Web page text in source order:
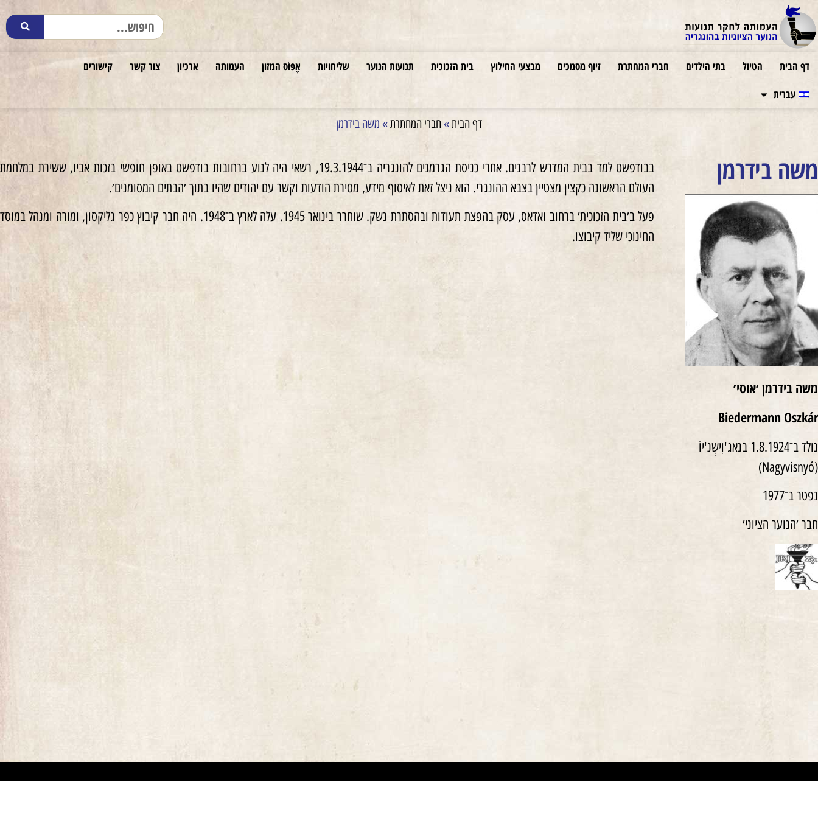
דף הבית הטיול בתי הילדים חברי המחתרת זיוף מסמכים מבצעי החילוץ בית הזכוכית תנועות הנוער שליחויות אֶפּוֹס המזון העמותה ארכיון צור קשר
קישורים
עברית
דף הבית»חברי המחתרת» משה בידרמן
משה בידרמן
משה בידרמן ׳אוסי׳
Biedermann Oszkár
נולד ב־1.8.1924 בנאג'וִישְנ'יוֹ
(Nagyvisnyó)
נפטר ב־1977
חבר ׳הנוער הציוני׳
בבודפשט למד בבית המדרש לרבנים. אחרי כניסת הגרמנים להונגריה ב־19.3.1944, רשאי היה לנוע ברחובות בודפשט באופן חופשי בזכות אביו, ששירת במלחמת
העולם הראשונה כקצין מצטיין בצבא ההונגרי. הוא ניצל זאת לאיסוף מידע, מסירת הודעות וקשר עם יהודים שהיו בתוך ׳הבתים המסומנים׳.
פעל ב׳בית הזכוכית׳ ברחוב ואדאס, עסק בהפצת תעודות ובהסתרת נשק. שוחרר בינואר 1945. עלה לארץ ב־1948. היה חבר קיבוץ כפר גליקסון, ומורה ומנהל במוסד
החינוכי שליד קיבוצו.